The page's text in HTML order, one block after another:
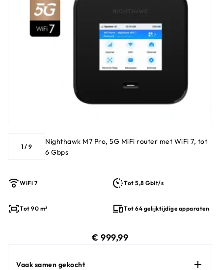
1 / 9
Nighthawk M7 Pro, 5G MiFi router met WiFi 7, tot
6 Gbps
WiFi 7 Tot 5,8 Gbit/s
Tot 90 m² Tot 64 gelijktijdige apparaten
€ 999,99huidige prijs € 999,99
Vaak samen gekocht